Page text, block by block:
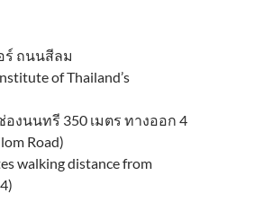
ร์ ถนนสีลม
of Thailand’s
งนนทรี 350 เมตร ทางออก 4
Road)
walking distance from